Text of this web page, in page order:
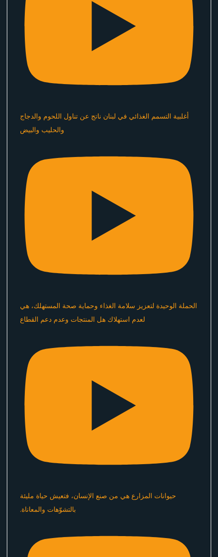
أغلبية التسمم الغذائي في لبنان ناتج عن تناول اللحوم والدجاج
والحليب والبيض
الحملة الوحيدة لتعزيز سلامة الغذاء وحماية صحة المستهلك، هي
لعدم استهلاك هل المنتجات وعدم دعم القطاع